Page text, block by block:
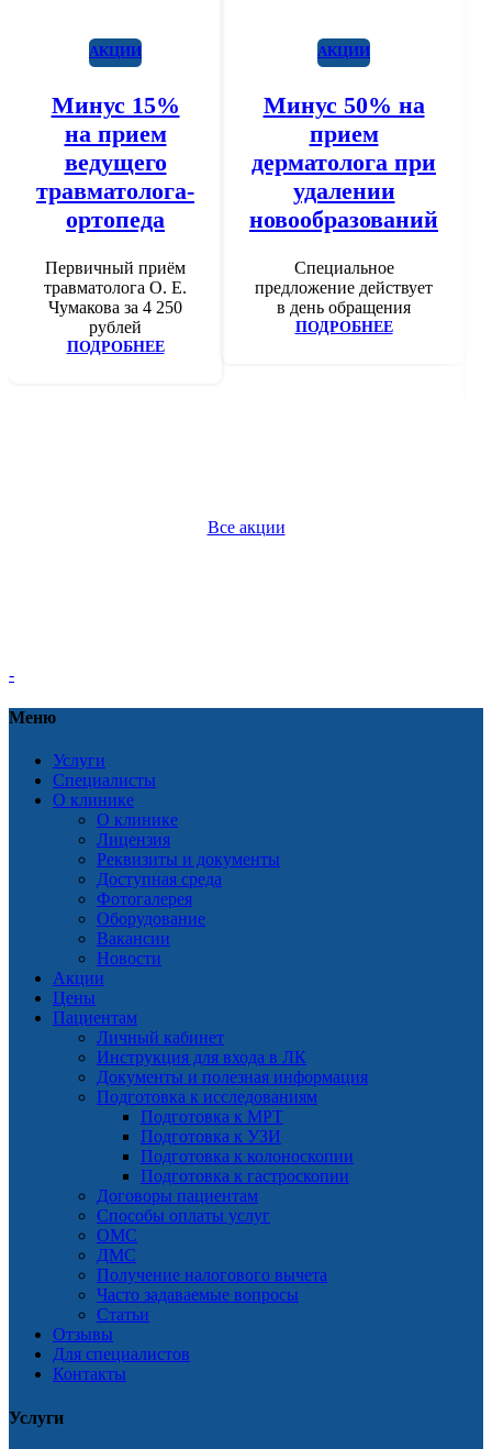
АКЦИИ
Минус 15%
на прием
ведущего
травматолога-
ортопеда
Первичный приём
травматолога О. Е.
Чумакова за 4 250
рублей
ПОДРОБНЕЕ
АКЦИИ
Минус 50% на
прием
дерматолога при
удалении
новообразований
Специальное
предложение действует
в день обращения
ПОДРОБНЕЕ
Все акции
-
Меню
Услуги
Специалисты
О клинике
О клинике
Лицензия
Реквизиты и документы
Доступная среда
Фотогалерея
Оборудование
Вакансии
Новости
Акции
Цены
Пациентам
Личный кабинет
Инструкция для входа в ЛК
Документы и полезная информация
Подготовка к исследованиям
Подготовка к МРТ
Подготовка к УЗИ
Подготовка к колоноскопии
Подготовка к гастроскопии
Договоры пациентам
Способы оплаты услуг
ОМС
ДМС
Получение налогового вычета
Часто задаваемые вопросы
Статьи
Отзывы
Для специалистов
Контакты
Услуги